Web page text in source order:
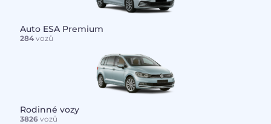
Auto ESA Premium
284vozů
Rodinné vozy
3826vozů